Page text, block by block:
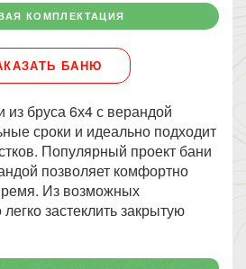
КОМПЛЕКТАЦИЯ
БАНЮ
из бруса 6х4 с верандой
сроки и идеально подходит
Популярный проект бани
позволяет комфортно
Из возможных
застеклить закрытую